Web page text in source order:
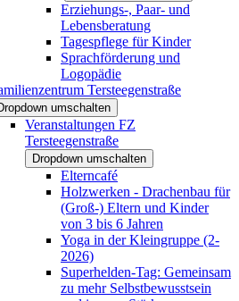
Erziehungs-, Paar- und
Lebensberatung
Tagespflege für Kinder
Sprachförderung und
Logopädie
Tersteegenstraße
umschalten
Veranstaltungen FZ
Tersteegenstraße
Dropdown umschalten
Elterncafé
Holzwerken - Drachenbau für
(Groß-) Eltern und Kinder
von 3 bis 6 Jahren
Yoga in der Kleingruppe (2-
2026)
Superhelden-Tag: Gemeinsam
zu mehr Selbstbewusstsein